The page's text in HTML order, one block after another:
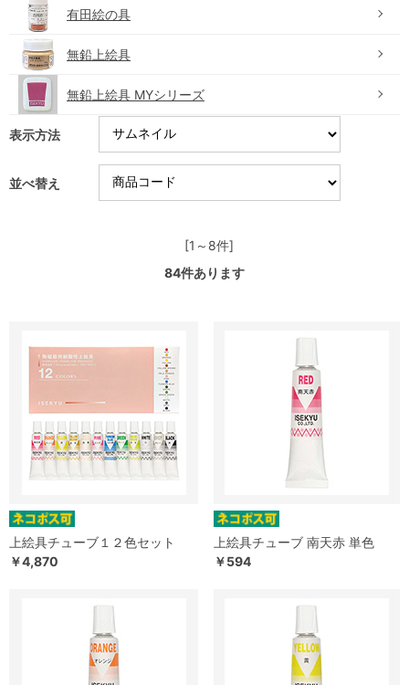
有田絵の具
無鉛上絵具
無鉛上絵具 MYシリーズ
表示方法
並べ替え
[1～8件]
84件あります
上絵具チューブ１２色セット
￥4,870
上絵具チューブ 南天赤 単色
￥594